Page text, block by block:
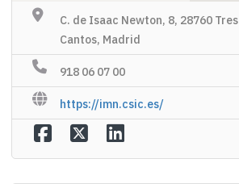
C. de Isaac Newton, 8, 28760 Tres
Cantos, Madrid
918 06 07 00
https://imn.csic.es/